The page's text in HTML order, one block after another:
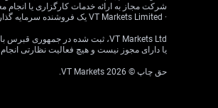
شرکت مجاز به ارائه خدمات کارگزاری یا انجام
· VT Markets Limited یک فروشنده سرمایه گذاری است که توسط کمیسیون خدمات مالی موریس (FSC) تحت مجوز شماره GB23202269 مجاز و تحت نظارت است.
یا دارای مجوز نیست و هیچ فعالیت نظارتی
حق چاپ © 2026 VT Markets.